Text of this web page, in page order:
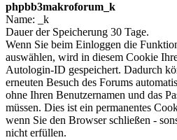
phpbb3makroforum_k
Name: _k
Dauer der Speicherung 30 Tage.
Wenn Sie beim Einloggen die
auswählen, wird in diesem Cookie
Autologin-ID gespeichert. Dadurch
erneuten Besuch des Forums
ohne Ihren Benutzernamen und das
müssen. Dies ist ein permanentes
wenn Sie den Browser schließen -
nicht erfüllen.